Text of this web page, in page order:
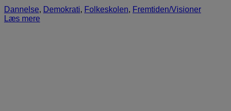
Dannelse, Demokrati, Folkeskolen, Fremtiden/Visioner
Læs mere